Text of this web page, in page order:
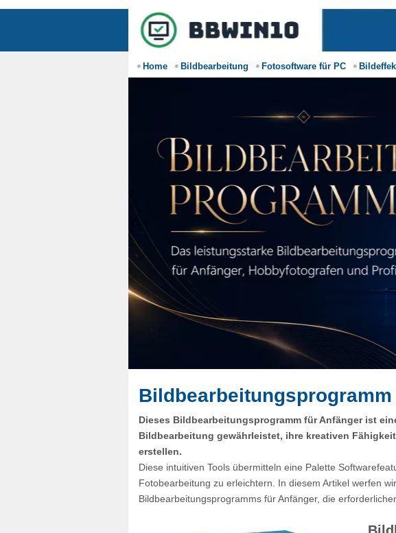
Home Bildbearbeitung Fotosoftware für PC
Dieses Bildbearbeitungsprogramm für Anfänger ist
Bildbearbeitung gewährleistet, ihre kreativen
erstellen.
Diese intuitiven Tools übermitteln eine Palette
Fotobearbeitung zu erleichtern. In diesem Artikel werfen
Bildbearbeitungsprogramms für Anfänger, die